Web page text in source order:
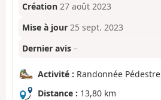
Création 27 août 2023
Mise à jour 25 sept. 2023
Dernier avis –
Activité : Randonnée Pédestre
Distance : 13,80 km